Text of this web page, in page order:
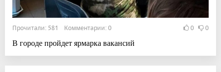
Прочитали: 581 Комментарии: 0 0 0
В городе пройдет ярмарка вакансий